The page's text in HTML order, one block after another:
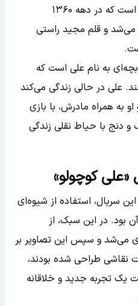
خاطره‌انگیزترین مجموعه‌هایی است که در دهه ۱۳۶۰
و قلم مجید راستی
به نام علی است که
علی در حالی زندگی می‌کند
به همراه مادرش، با بازی
و دنج با حیاط نقلی زندگی
«علی کوچولو»
سریال، استفاده از شیوه‌ای
بود. در این سبک، از
می‌شد و سپس این تصاویر بر
نقاشی طراحی شده بودند،
یک تجربه جدید و خلاقانه